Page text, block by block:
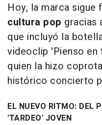
Hoy, la marca sigue
cultura pop gracias
que incluyó la
videoclip 'Pienso en
quien la hizo
histórico concierto
EL NUEVO RITMO: DEL
'TARDEO' JOVEN